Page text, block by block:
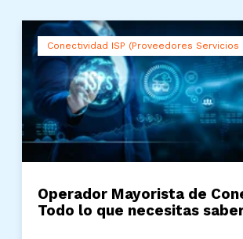
Conectividad ISP (Proveedores
Operador Mayorista de
Todo lo que necesitas